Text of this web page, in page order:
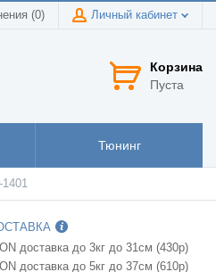
(0) Личный кабинет
Корзина
Пуста
Тюнинг
доставка до 3кг до 31см (430р)
доставка до 5кг до 37см (610р)